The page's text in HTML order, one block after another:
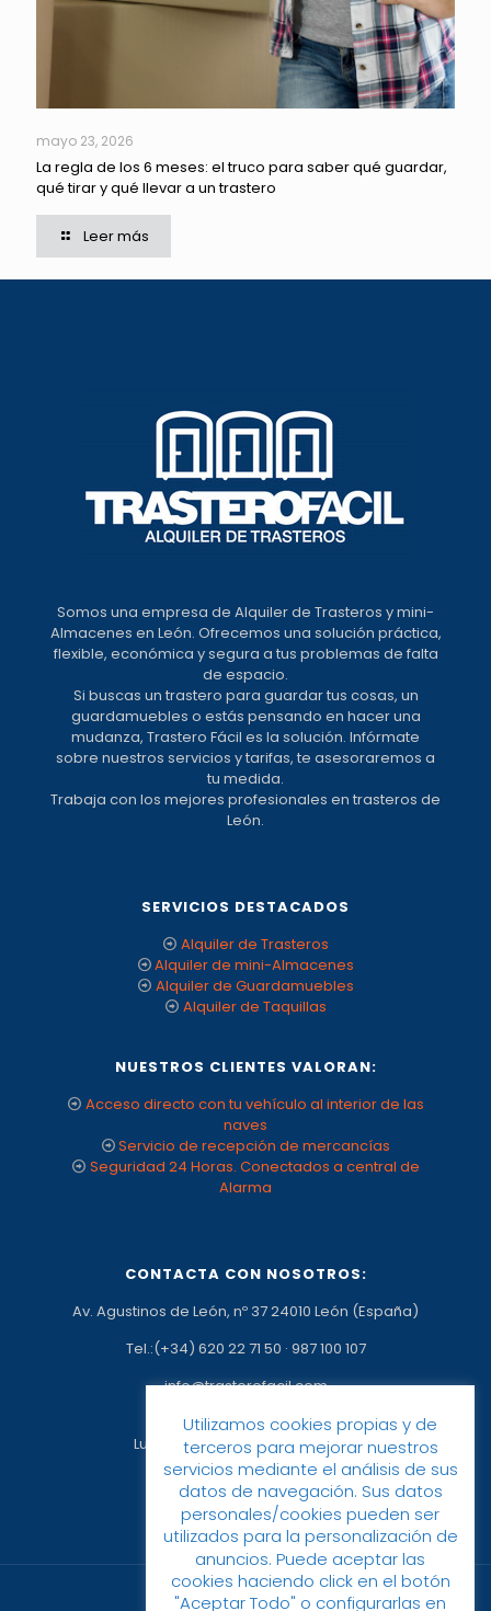
mayo 23, 2026
La regla de los 6 meses: el truco para saber qué guardar,
qué tirar y qué llevar a un trastero
Leer más
Somos una empresa de Alquiler de Trasteros y mini-
Almacenes en León. Ofrecemos una solución práctica,
flexible, económica y segura a tus problemas de falta
de espacio.
Si buscas un trastero para guardar tus cosas, un
guardamuebles o estás pensando en hacer una
mudanza, Trastero Fácil es la solución. Infórmate
sobre nuestros servicios y tarifas, te asesoraremos a
tu medida.
Trabaja con los mejores profesionales en trasteros de
León.
SERVICIOS DESTACADOS
Alquiler de Trasteros
Alquiler de mini-Almacenes
Alquiler de Guardamuebles
Alquiler de Taquillas
NUESTROS CLIENTES VALORAN:
Acceso directo con tu vehículo al interior de las
naves
Servicio de recepción de mercancías
Seguridad 24 Horas. Conectados a central de
Alarma
CONTACTA CON NOSOTROS:
Av. Agustinos de León, nº 37 24010 León (España)
Tel.:(+34) 620 22 71 50 · 987 100 107
info@trasterofacil.com
Horario:
Lunes a Viernes: 09:00h a 17:00h
Utilizamos cookies propias y de
terceros para mejorar nuestros
servicios mediante el análisis de sus
datos de navegación. Sus datos
personales/cookies pueden ser
utilizados para la personalización de
anuncios. Puede aceptar las
cookies haciendo click en el botón
"Aceptar Todo" o configurarlas en